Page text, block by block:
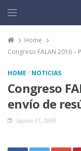
Home
Congreso FALAN 2016
HOME / NOTICIAS
Congreso
envío de
Agosto 11, 2016